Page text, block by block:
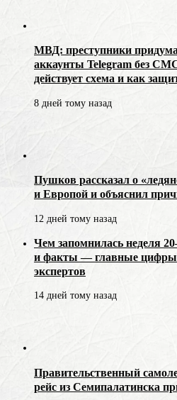
МВД: преступники
аккаунты Telegram без
действует схема и как
8 дней тому назад
Пушков рассказал о
и Европой и объяснил
12 дней тому назад
Чем запомнилась неделя
и факты — главные цифры
экспертов
14 дней тому назад
Правительственный
рейс из Семипалатинска